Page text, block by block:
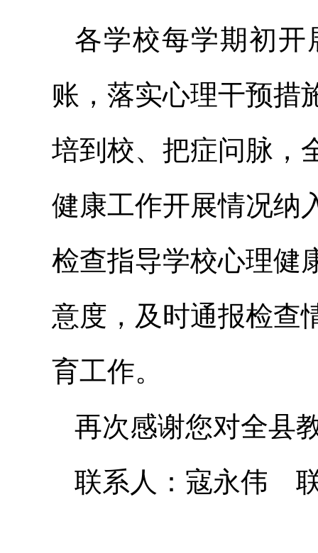
各学校每学期初
账，落实心理干预措
培到校、把症问脉，
健康工作开展情况纳
检查指导学校心理健
意度，及时通报检查
育工作。
再次感谢您对全县
联系人：寇永伟 联